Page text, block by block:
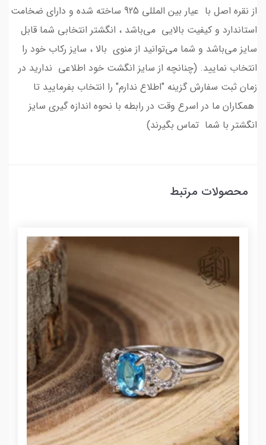
از نقره اصل با عیار بین المللی 925 ساخته شده و دارای ضخامت
استاندارد و کیفیت بالایی می‌باشد ، انگشتر انتخابی شما قابل
سایز می‌باشد و شما می‌توانید از منوی بالا ، سایز رکاب خود را
انتخاب نمایید. (چنانچه از سایز انگشت خود اطلاعی ندارید در
زمان ثبت سفارش گزینه "اطلاع ندارم" را انتخاب بفرمایید تا
همکاران ما در اسرع وقت در رابطه با نحوه اندازه گیری سایز
انگشتر با شما تماس بگیرند)
محصولات مرتبط